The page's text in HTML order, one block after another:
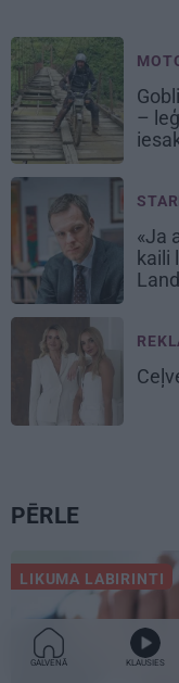
–
«Ja
kaili
PĒRLE
LIKUMA LABIRINTI
GALVENĀ KLAUSIES